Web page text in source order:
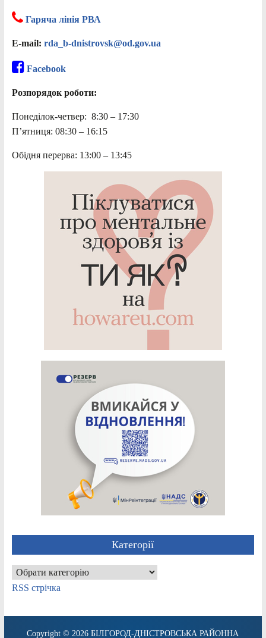
Гаряча лінія РВА
E-mail: rda_b-dnistrovsk@od.gov.ua
Facebook
Розпорядок роботи:
Понеділок-четвер: 8:30 – 17:30
П’ятниця: 08:30 – 16:15
Обідня перерва: 13:00 – 13:45
Категорії
Категорії
RSS стрічка
Copyright © 2026БІЛГОРОД-ДНІСТРОВСЬКА РАЙОННА